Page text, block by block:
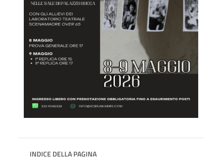
INDICE DELLA PAGINA